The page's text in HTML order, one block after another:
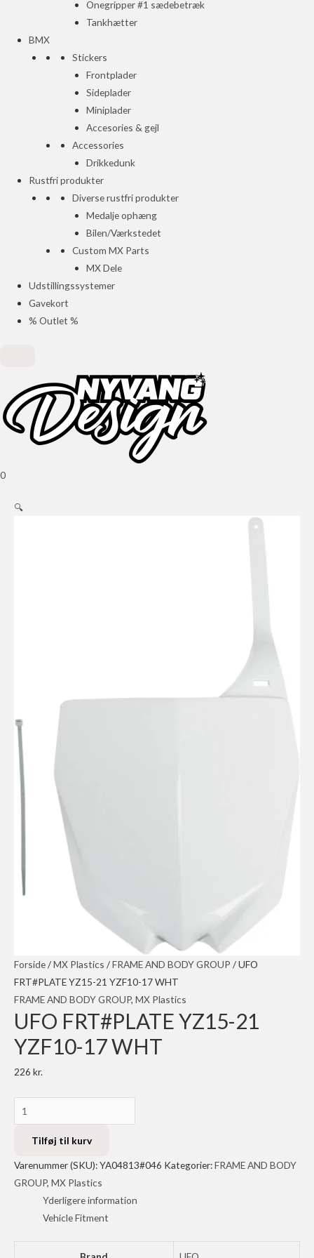
Onegripper #1 sædebetræk
Tankhætter
BMX
Stickers
Frontplader
Sideplader
Miniplader
Accesories & gejl
Accessories
Drikkedunk
Rustfri produkter
Diverse rustfri produkter
Medalje ophæng
Bilen/Værkstedet
Custom MX Parts
MX Dele
Udstillingssystemer
Gavekort
% Outlet %
0
🔍
Forside/MX Plastics /FRAME AND BODY GROUP / UFO
FRT#PLATE YZ15-21 YZF10-17 WHT
FRAME AND BODY GROUP, MX Plastics
UFO FRT#PLATE YZ15-21
YZF10-17 WHT
226 kr.
UFO
FRT#PLATE
YZ15-Tilføj til kurv
Varenummer (SKU):YA04813#046 Kategorier:FRAME AND BODY
GROUP, MX Plastics
Yderligere information
Vehicle Fitment